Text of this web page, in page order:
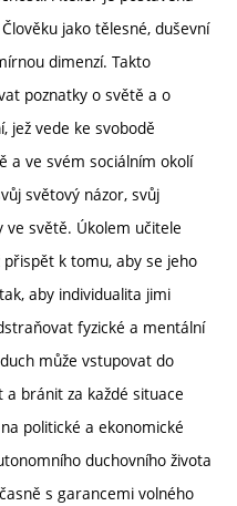
jako tělesné, duševní
dimenzí. Takto
poznatky o světě a o
jež vede ke svobodě
a ve svém sociálním okolí
světový názor, svůj
světě. Úkolem učitele
přispět k tomu, aby se jeho
aby individualita jimi
fyzické a mentální
může vstupovat do
bránit za každé situace
politické a ekonomické
duchovního života
s garancemi volného